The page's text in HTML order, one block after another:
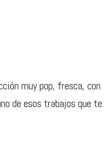
muy pop, fresca, con
de esos trabajos que te